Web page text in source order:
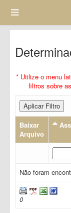
* Utilize o menu
filtros sobre
Aplicar Filtro
Baixar
Arquivo
Não foram
0